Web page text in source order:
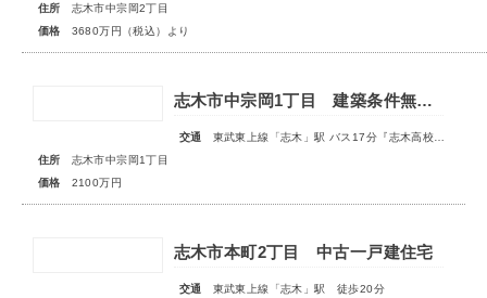
住所
志木市中宗岡2丁目
価格
3680万円（税込）より
志木市中宗岡1丁目 建築条件無売地 全1区画
交通
東武東上線「志木」駅 バス17分『志木高校入口』停 徒歩5分
住所
志木市中宗岡1丁目
価格
2100万円
志木市本町2丁目 中古一戸建住宅
交通
東武東上線「志木」駅 徒歩20分